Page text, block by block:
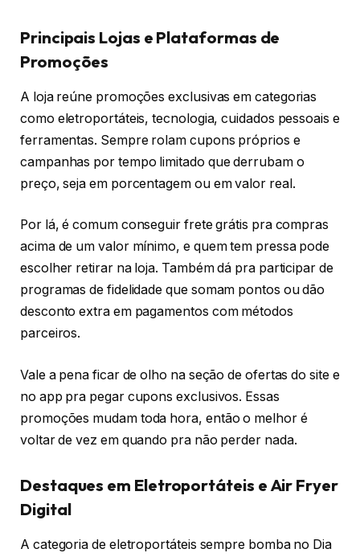
Principais Lojas e Plataformas de
Promoções
A loja reúne promoções exclusivas em categorias
como eletroportáteis, tecnologia, cuidados pessoais e
ferramentas. Sempre rolam cupons próprios e
campanhas por tempo limitado que derrubam o
preço, seja em porcentagem ou em valor real.
Por lá, é comum conseguir frete grátis pra compras
acima de um valor mínimo, e quem tem pressa pode
escolher retirar na loja. Também dá pra participar de
programas de fidelidade que somam pontos ou dão
desconto extra em pagamentos com métodos
parceiros.
Vale a pena ficar de olho na seção de ofertas do site e
no app pra pegar cupons exclusivos. Essas
promoções mudam toda hora, então o melhor é
voltar de vez em quando pra não perder nada.
Destaques em Eletroportáteis e Air Fryer
Digital
A categoria de eletroportáteis sempre bomba no Dia